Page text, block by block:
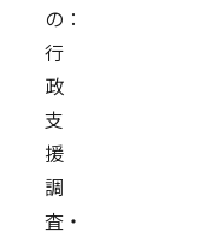
の：
行
政
支
援
調
査・